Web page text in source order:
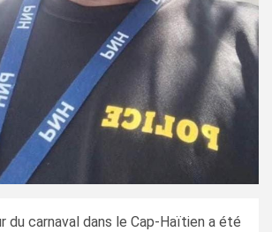
du carnaval dans le Cap-Haïtien a été